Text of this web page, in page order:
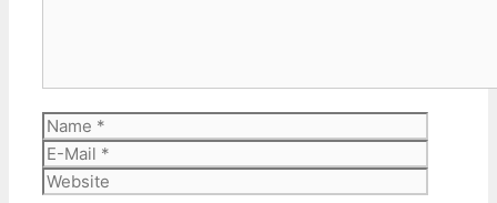
Name
Mail